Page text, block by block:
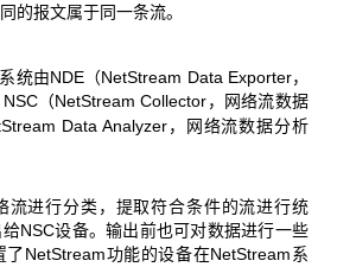
的报文属于同一条流。
系统由NDE（NetStream Data Exporter，
（NetStream Collector，
网络流数据
Data Analyzer，
网络流数据分析
流进行分类，提取符合条件的流进行统
NSC设备。输出前也可对数据进行一些
NetStream功能的设备在NetStream系